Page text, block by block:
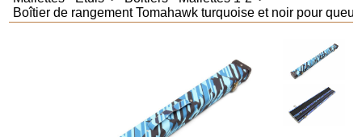
Boîtier de rangement Tomahawk turquoise et noir pour